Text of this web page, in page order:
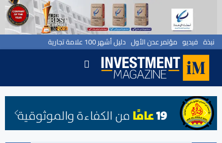
نبذة فيديو مؤتمر عدن الأول دليل أشهر 100 علامة تجارية